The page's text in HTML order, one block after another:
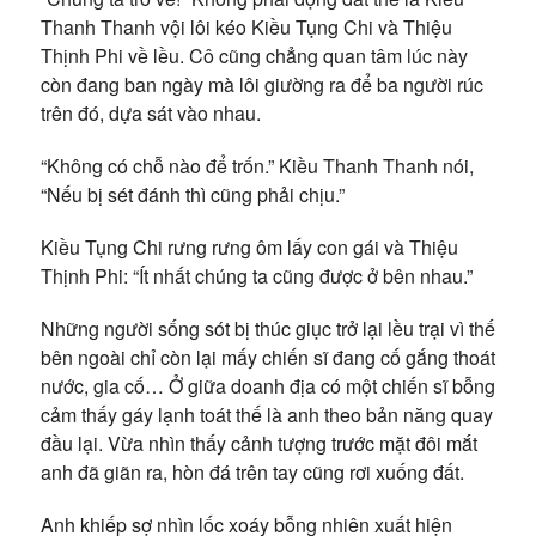
Thanh Thanh vội lôi kéo Kiều Tụng Chi và Thiệu
Thịnh Phi về lều. Cô cũng chẳng quan tâm lúc này
còn đang ban ngày mà lôi giường ra để ba người rúc
trên đó, dựa sát vào nhau.
“Không có chỗ nào để trốn.” Kiều Thanh Thanh nói,
“Nếu bị sét đánh thì cũng phải chịu.”
Kiều Tụng Chi rưng rưng ôm lấy con gái và Thiệu
Thịnh Phi: “Ít nhất chúng ta cũng được ở bên nhau.”
Những người sống sót bị thúc giục trở lại lều trại vì thế
bên ngoài chỉ còn lại mấy chiến sĩ đang cố gắng thoát
nước, gia cố… Ở giữa doanh địa có một chiến sĩ bỗng
cảm thấy gáy lạnh toát thế là anh theo bản năng quay
đầu lại. Vừa nhìn thấy cảnh tượng trước mặt đôi mắt
anh đã giãn ra, hòn đá trên tay cũng rơi xuống đất.
Anh khiếp sợ nhìn lốc xoáy bỗng nhiên xuất hiện